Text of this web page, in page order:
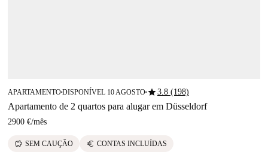
APARTAMENTO■DISPONÍVEL 10 AGOSTO■star3.8 (198)
Apartamento de 2 quartos para alugar em Düsseldorf
2900 €/mês
savings SEM CAUÇÃO euro CONTAS INCLUÍDAS